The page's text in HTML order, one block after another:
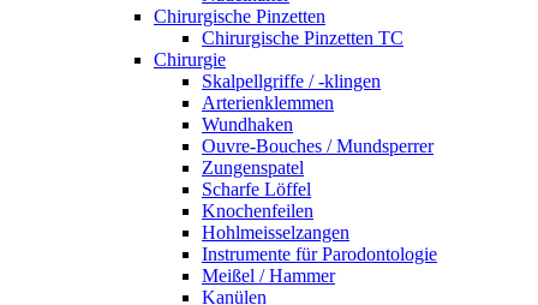
Chirurgische Pinzetten
Chirurgische Pinzetten TC
Chirurgie
Skalpellgriffe / -klingen
Arterienklemmen
Wundhaken
Ouvre-Bouches / Mundsperrer
Zungenspatel
Scharfe Löffel
Knochenfeilen
Hohlmeisselzangen
Instrumente für Parodontologie
Meißel / Hammer
Kanülen